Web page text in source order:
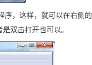
，这样，就可以在右侧的
双击打开也可以。